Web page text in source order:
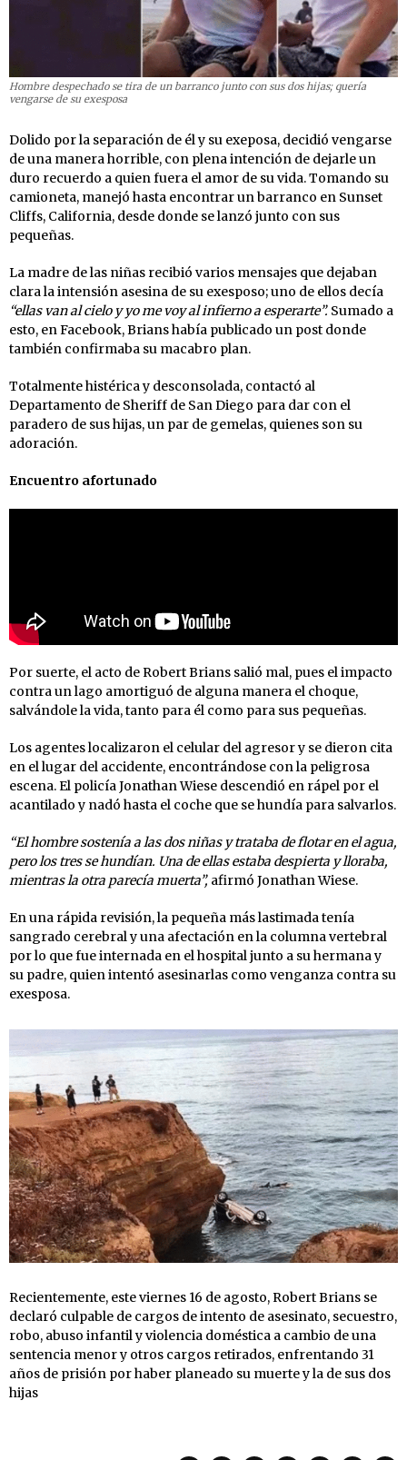
Hombre despechado se tira de un barranco junto con sus dos hijas; quería
vengarse de su exesposa
Dolido por la separación de él y su exeposa, decidió vengarse
de una manera horrible, con plena intención de dejarle un
duro recuerdo a quien fuera el amor de su vida. Tomando su
camioneta, manejó hasta encontrar un barranco en Sunset
Cliffs, California, desde donde se lanzó junto con sus
pequeñas.
La madre de las niñas recibió varios mensajes que dejaban
clara la intensión asesina de su exesposo; uno de ellos decía
“ellas van al cielo y yo me voy al infierno a esperarte”. Sumado a
esto, en Facebook, Brians había publicado un post donde
también confirmaba su macabro plan.
Totalmente histérica y desconsolada, contactó al
Departamento de Sheriff de San Diego para dar con el
paradero de sus hijas, un par de gemelas, quienes son su
adoración.
Encuentro afortunado
Por suerte, el acto de Robert Brians salió mal, pues el impacto
contra un lago amortiguó de alguna manera el choque,
salvándole la vida, tanto para él como para sus pequeñas.
Los agentes localizaron el celular del agresor y se dieron cita
en el lugar del accidente, encontrándose con la peligrosa
escena. El policía Jonathan Wiese descendió en rápel por el
acantilado y nadó hasta el coche que se hundía para salvarlos.
“El hombre sostenía a las dos niñas y trataba de flotar en el agua,
pero los tres se hundían. Una de ellas estaba despierta y lloraba,
mientras la otra parecía muerta”, afirmó Jonathan Wiese.
En una rápida revisión, la pequeña más lastimada tenía
sangrado cerebral y una afectación en la columna vertebral
por lo que fue internada en el hospital junto a su hermana y
su padre, quien intentó asesinarlas como venganza contra su
exesposa.
Recientemente, este viernes 16 de agosto, Robert Brians se
declaró culpable de cargos de intento de asesinato, secuestro,
robo, abuso infantil y violencia doméstica a cambio de una
sentencia menor y otros cargos retirados, enfrentando 31
años de prisión por haber planeado su muerte y la de sus dos
hijas